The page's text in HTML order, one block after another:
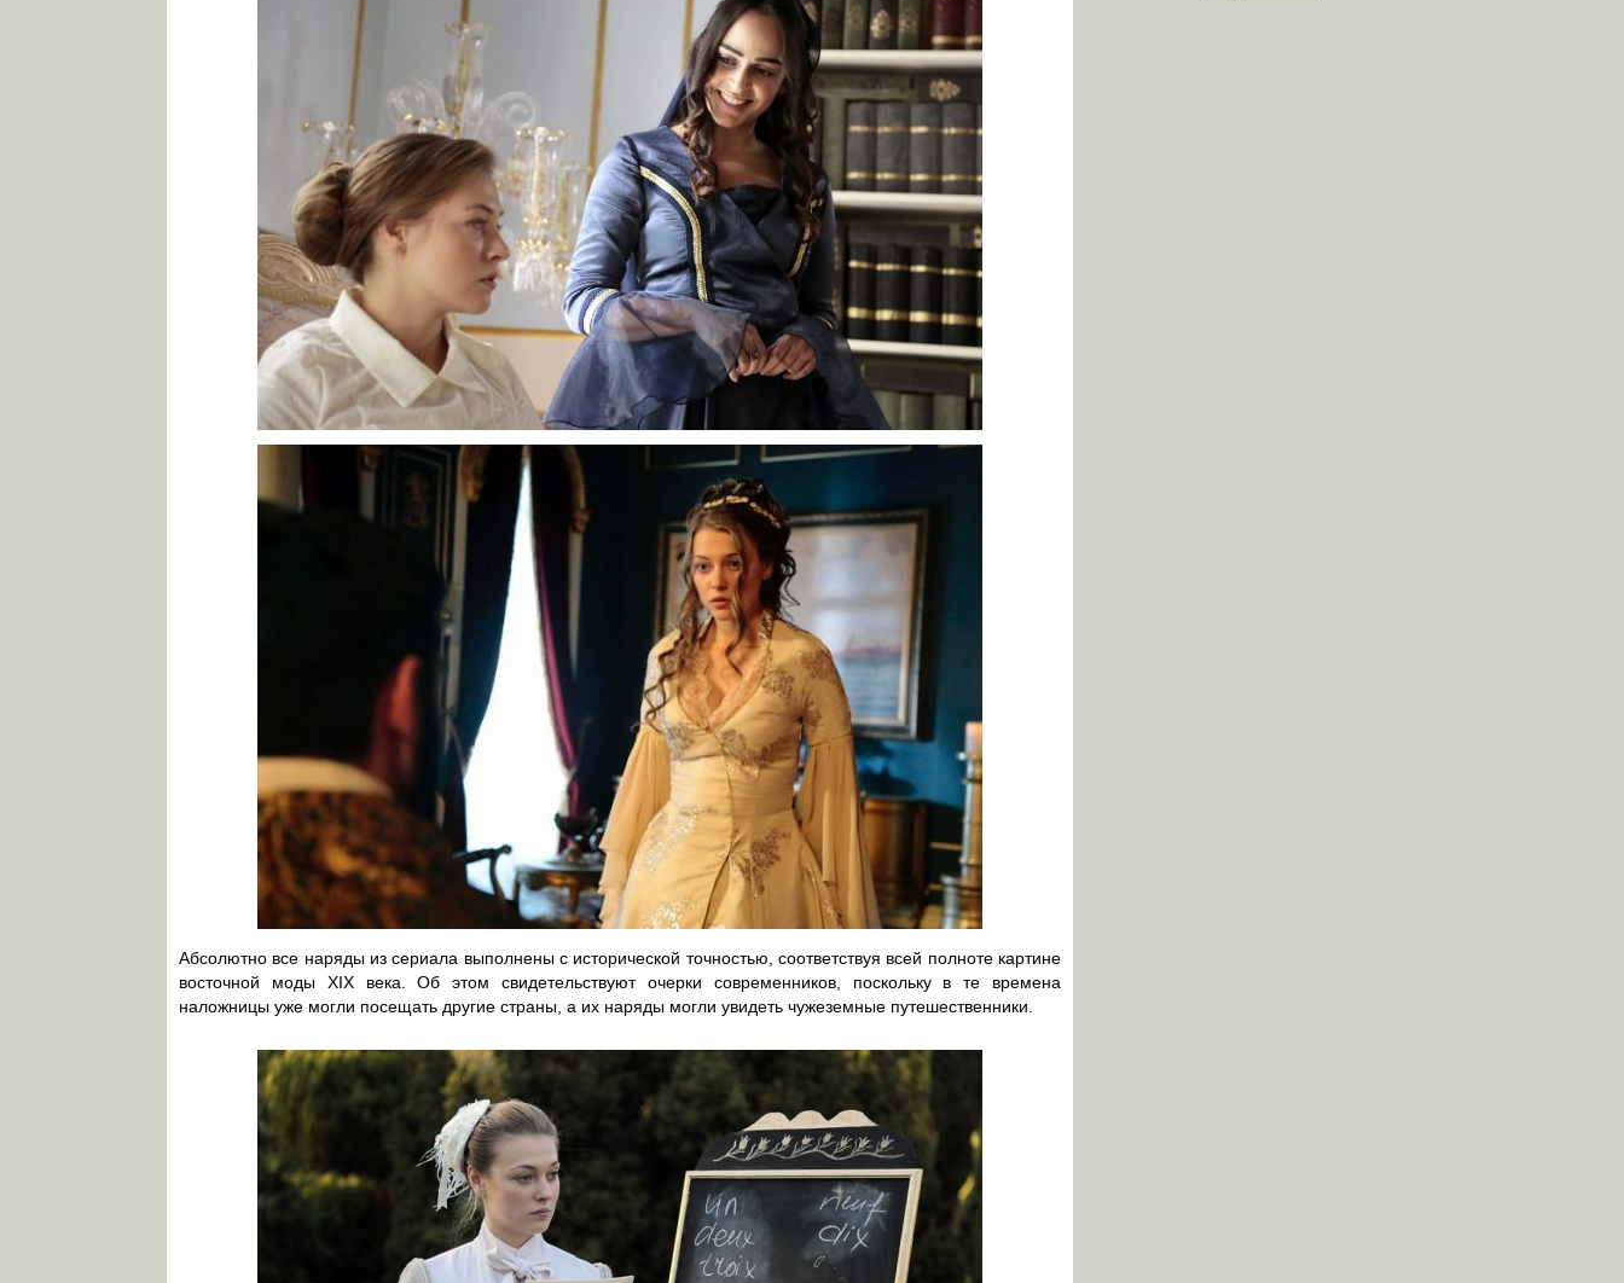
Абсолютно все наряды из сериала выполнены с исторической точностью, соответствуя всей полноте картине
восточной моды XIX века. Об этом свидетельствуют очерки современников, поскольку в те времена
наложницы уже могли посещать другие страны, а их наряды могли увидеть чужеземные путешественники.